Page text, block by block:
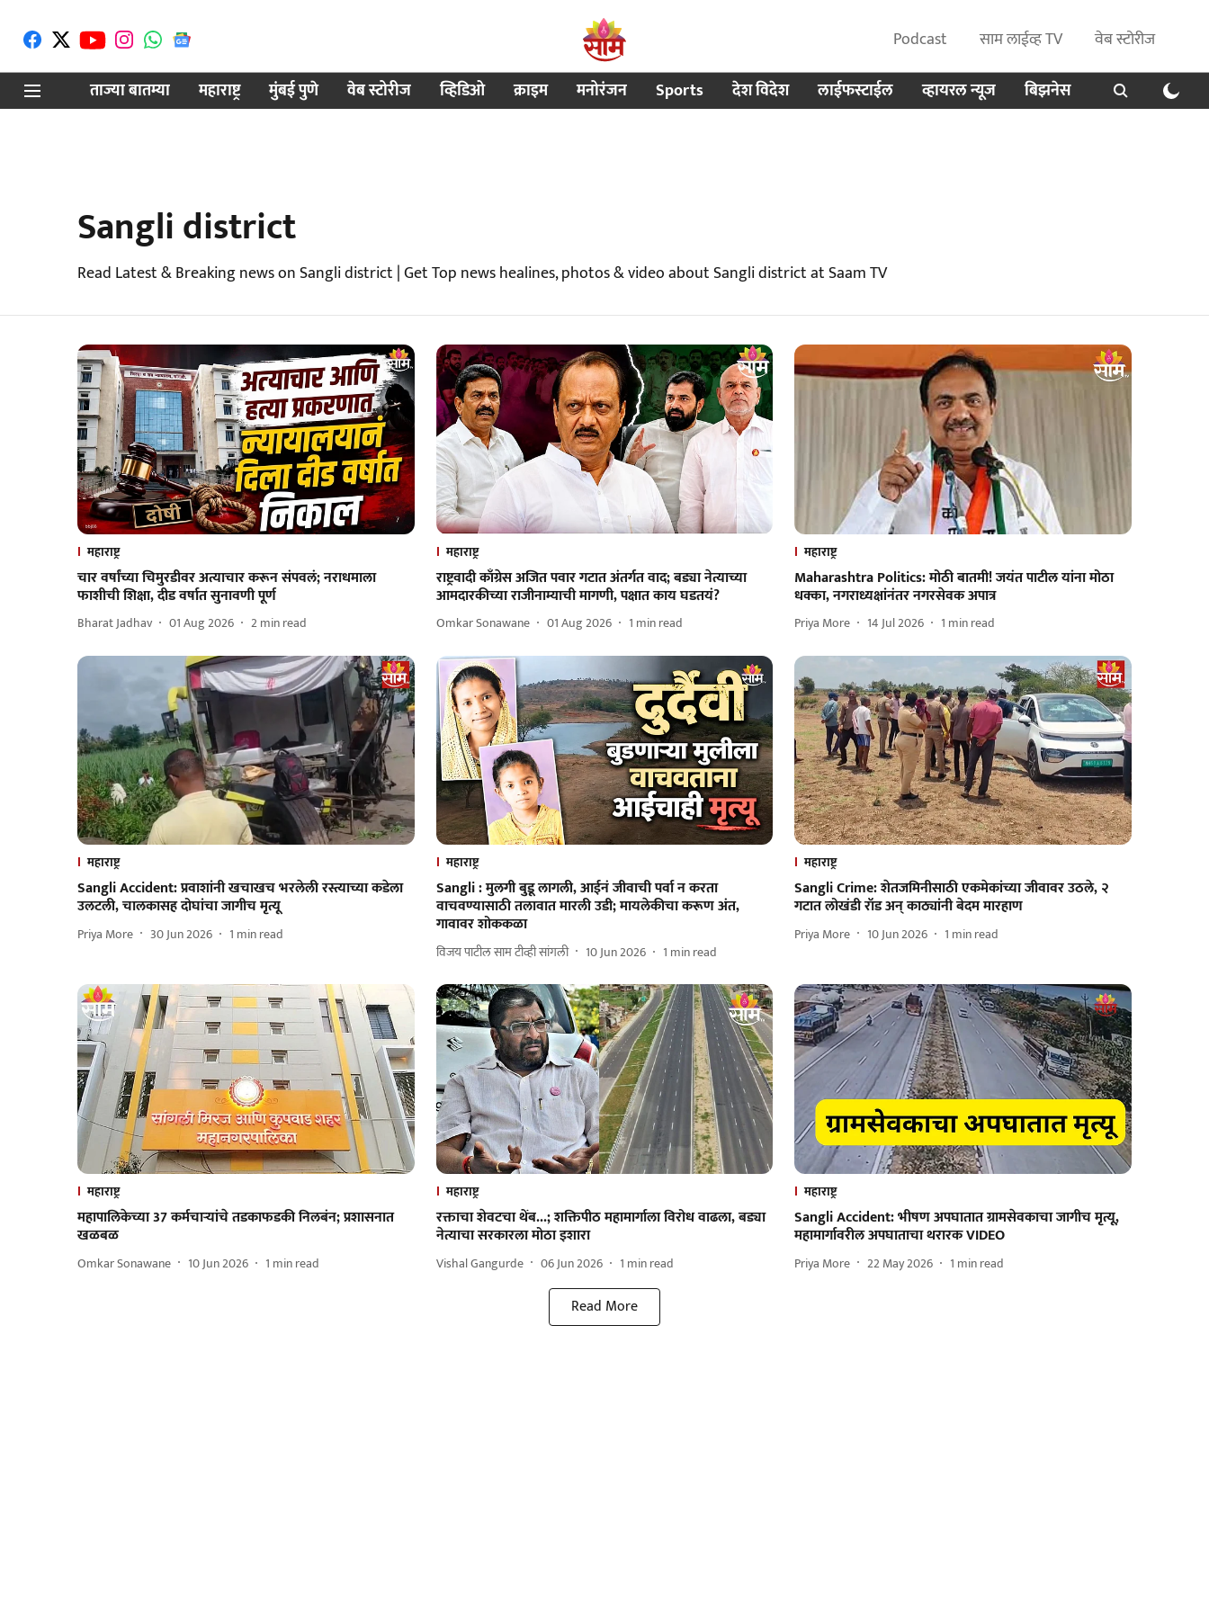
Podcast साम लाईव्ह TV
वेब स्टोरीज
ताज्या बातम्या
महाराष्ट्र मुंबई पुणे वेब स्टोरीज व्हिडिओ क्राइम मनोरंजन Sports देश विदेश लाईफस्टाईल व्हायरल न्यूज बिझनेस
Sangli district
Read Latest & Breaking news on Sangli district | Get Top news healines, photos & video about Sangli district at Saam TV
महाराष्ट्र
चार वर्षांच्या चिमुरडीवर अत्याचार करून संपवलं; नराधमाला
फाशीची शिक्षा, दीड वर्षात सुनावणी पूर्ण
Bharat Jadhav 01 Aug 2026 2min read
महाराष्ट्र
राष्ट्रवादी काँग्रेस अजित पवार गटात अंतर्गत वाद; बड्या नेत्याच्या
आमदारकीच्या राजीनाम्याची मागणी, पक्षात काय घडतयं?
Omkar Sonawane 01 Aug 2026 1 min read
महाराष्ट्र
Maharashtra Politics: मोठी बातमी! जयंत पाटील यांना मोठा
धक्का, नगराध्यक्षांनंतर नगरसेवक अपात्र
Priya More 14 Jul 2026 1 min read
महाराष्ट्र
Sangli Accident: प्रवाशांनी खचाखच भरलेली रस्त्याच्या कडेला
उलटली, चालकासह दोघांचा जागीच मृत्यू
Priya More 30 Jun 2026 1 min read
महाराष्ट्र
Sangli : मुलगी बुडू लागली, आईनं जीवाची पर्वा न करता
वाचवण्यासाठी तलावात मारली उडी; मायलेकीचा करूण अंत,
गावावर शोककळा
विजय पाटील साम टीव्ही सांगली 10 Jun 2026 1 min read
महाराष्ट्र
Sangli Crime: शेतजमिनीसाठी एकमेकांच्या जीवावर उठले, २
गटात लोखंडी रॉड अन् काठ्यांनी बेदम मारहाण
Priya More 10 Jun 2026 1 min read
महाराष्ट्र
महापालिकेच्या 37 कर्मचाऱ्यांचे तडकाफडकी निलबंन; प्रशासनात
खळबळ
Omkar Sonawane 10 Jun 2026 1 min read
महाराष्ट्र
रक्ताचा शेवटचा थेंब...; शक्तिपीठ महामार्गाला विरोध वाढला, बड्या
नेत्याचा सरकारला मोठा इशारा
Vishal Gangurde 06 Jun 2026 1 min read
महाराष्ट्र
Sangli Accident: भीषण अपघातात ग्रामसेवकाचा जागीच मृत्यू,
महामार्गावरील अपघाताचा थरारक VIDEO
Priya More 22 May 2026 1 min read
Read More